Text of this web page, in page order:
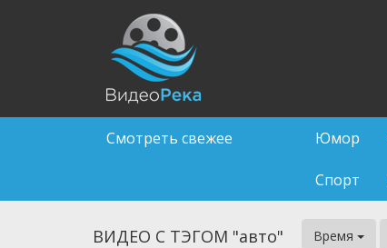
Смотреть свежее Юмор
Спорт
ВИДЕО С ТЭГОМ "авто" Время